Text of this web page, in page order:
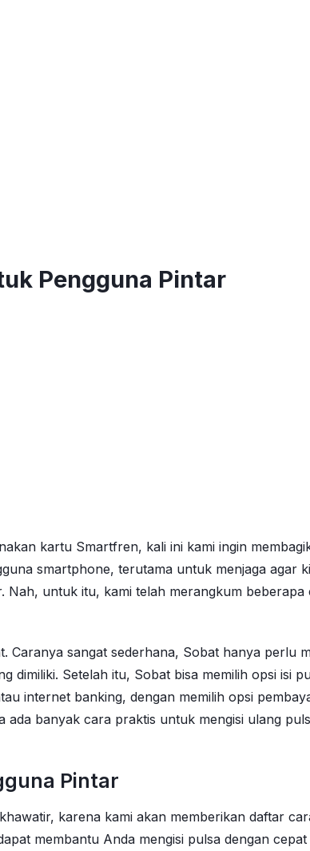
Pengguna Pintar
kartu Smartfren, kali ini kami ingin
smartphone, terutama untuk menjaga agar
untuk itu, kami telah merangkum
sangat sederhana, Sobat hanya perlu
Setelah itu, Sobat bisa memilih opsi isi
internet banking, dengan memilih opsi
banyak cara praktis untuk mengisi ulang
Pintar
karena kami akan memberikan daftar
membantu Anda mengisi pulsa dengan cepat